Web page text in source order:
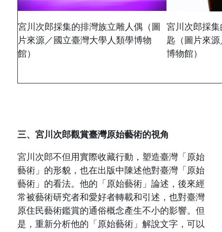
宮川次郎採集的排灣族立雕人偶（圖
片來源／國立臺灣大學人類學博物
館）
宮川次郎採
匙（圖片來
博物館）
三、宮川次郎觀賞臺灣原始藝術的視角
宮川次郎不但用實際收藏行動，塑造臺灣「原始
藝術」的形貌，也在出版中陳述他對臺灣「原始
藝術」的看法。他的「原始藝術」論述，後來經
常被藝術研究者和愛好者轉載和引述，也對臺灣
原住民藝術鑑賞的通俗概念產生不小的影響。但
是，重新分析他的「原始藝術」解說文字，可以